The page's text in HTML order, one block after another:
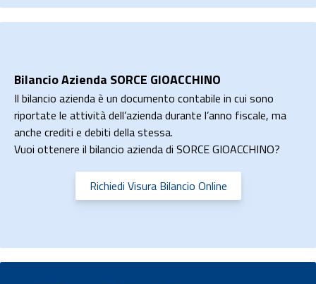
Bilancio Azienda SORCE GIOACCHINO
Il bilancio azienda è un documento contabile in cui sono
riportate le attività dell’azienda durante l’anno fiscale, ma
anche crediti e debiti della stessa.
Vuoi ottenere il bilancio azienda di SORCE GIOACCHINO?
Richiedi Visura Bilancio Online